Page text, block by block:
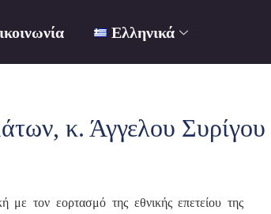
Ελληνικά
κ. Άγγελου Συρίγου
τον εορτασμό της εθνικής επετείου της